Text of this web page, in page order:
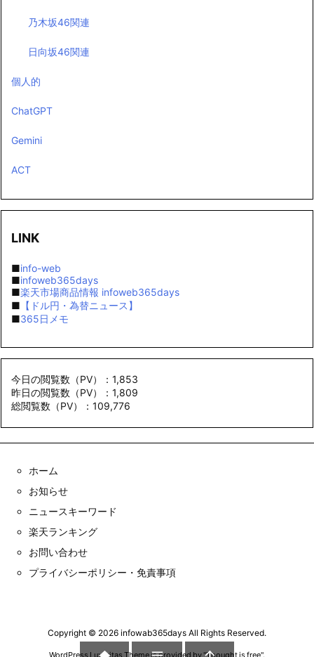
乃木坂46関連
日向坂46関連
個人的
ChatGPT
Gemini
ACT
LINK
■info-web
■infoweb365days
■楽天市場商品情報 infoweb365days
■ 【ドル円・為替ニュース】
■365日メモ
今日の閲覧数（PV）：1,853
昨日の閲覧数（PV）：1,809
総閲覧数（PV）：109,776
ホーム
お知らせ
ニュースキーワード
楽天ランキング
お問い合わせ
プライバシーポリシー・免責事項
Copyright © 2026 infowab365days All Rights Reserved.
WordPress Luxeritas Theme is provided by "Thought is free".